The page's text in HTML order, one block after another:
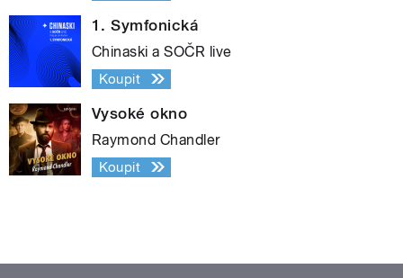
1. Symfonická
Chinaski a SOČR live
Koupit
Vysoké okno
Raymond Chandler
Koupit